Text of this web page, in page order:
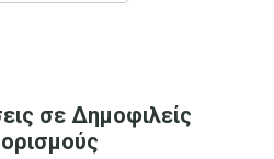
σε Δημοφιλείς